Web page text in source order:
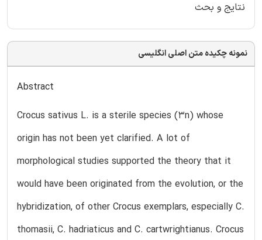
نتایج و بحث
نمونه چکیده متن اصلی انگلیسی
Abstract
Crocus sativus L. is a sterile species (3n) whose
origin has not been yet clarified. A lot of
morphological studies supported the theory that it
would have been originated from the evolution, or the
hybridization, of other Crocus exemplars, especially C.
thomasii, C. hadriaticus and C. cartwrightianus. Crocus